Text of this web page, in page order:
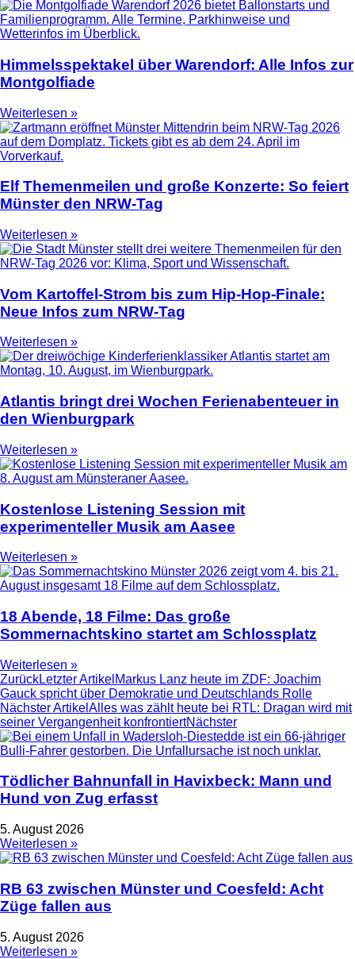
Himmelsspektakel über Warendorf: Alle Infos zur
Montgolfiade
Weiterlesen »
Elf Themenmeilen und große Konzerte: So feiert
Münster den NRW-Tag
Weiterlesen »
Vom Kartoffel-Strom bis zum Hip-Hop-Finale:
Neue Infos zum NRW-Tag
Weiterlesen »
Atlantis bringt drei Wochen Ferienabenteuer in
den Wienburgpark
Weiterlesen »
Kostenlose Listening Session mit
experimenteller Musik am Aasee
Weiterlesen »
18 Abende, 18 Filme: Das große
Sommernachtskino startet am Schlossplatz
Weiterlesen »
ZurückLetzter Artikel Markus Lanz heute im ZDF: Joachim
Gauck spricht über Demokratie und Deutschlands Rolle
Nächster Artikel Alles was zählt heute bei RTL: Dragan wird mit
seiner Vergangenheit konfrontiertNächster
Tödlicher Bahnunfall in Havixbeck: Mann und
Hund von Zug erfasst
5. August 2026
Weiterlesen »
RB 63 zwischen Münster und Coesfeld: Acht
Züge fallen aus
5. August 2026
Weiterlesen »